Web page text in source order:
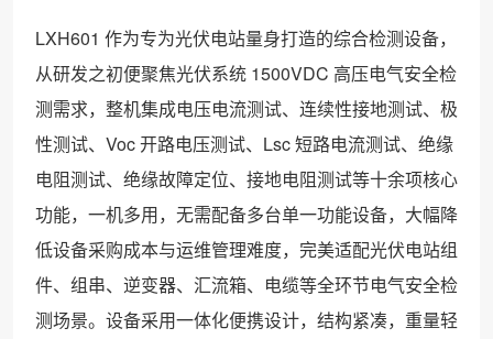
LXH601 作为专为光伏电站量身打造的综合检测设备，
从研发之初便聚焦光伏系统 1500VDC 高压电气安全检
测需求，整机集成电压电流测试、连续性接地测试、极
性测试、Voc 开路电压测试、Lsc 短路电流测试、绝缘
电阻测试、绝缘故障定位、接地电阻测试等十余项核心
功能，一机多用，无需配备多台单一功能设备，大幅降
低设备采购成本与运维管理难度，完美适配光伏电站组
件、组串、逆变器、汇流箱、电缆等全环节电气安全检
测场景。设备采用一体化便携设计，结构紧凑，重量轻